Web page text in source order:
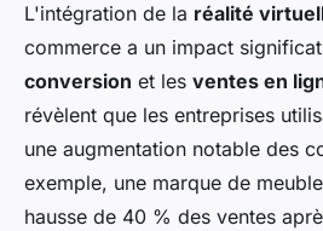
L'intégration de la réalité
commerce a un impact
conversion et les ventes en
révèlent que les entreprises
une augmentation notable des
exemple, une marque de
hausse de 40 % des ventes